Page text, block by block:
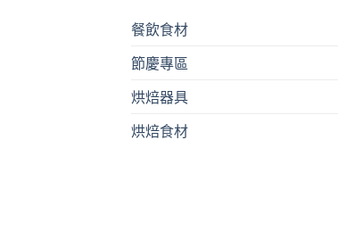
餐飲食材
節慶專區
烘焙器具
烘焙食材